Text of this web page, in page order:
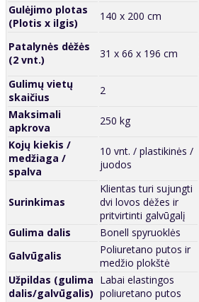
Gulėjimo plotas
(Plotis x ilgis)
140 x 200 cm
Patalynės dėžės
(2 vnt.)
31 x 66 x 196 cm
Gulimų vietų
skaičius
2
Maksimali
apkrova
250 kg
Kojų kiekis /
medžiaga /
spalva
10 vnt. / plastikinės /
juodos
Surinkimas
Klientas turi sujungti
dvi lovos dėžes ir
pritvirtinti galvūgalį
Gulima dalis
Bonell spyruoklės
Galvūgalis
Poliuretano putos ir
medžio plokštė
Užpildas (gulima
dalis/galvūgalis)
Labai elastingos
poliuretano putos